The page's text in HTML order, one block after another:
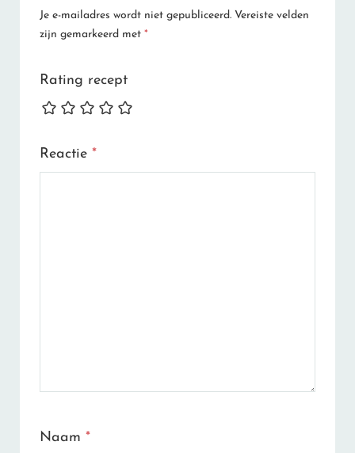
Je e-mailadres wordt niet gepubliceerd. Vereiste velden
zijn gemarkeerd met *
Rating recept
Reactie *
Naam *